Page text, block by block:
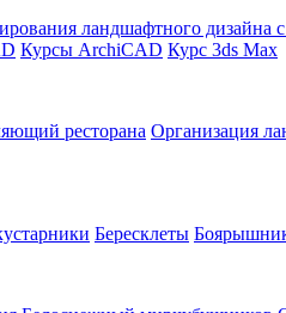
ландшафтного дизайна
Курсы ArchiCAD Курс 3ds Max
ресторана Организация
Бересклеты